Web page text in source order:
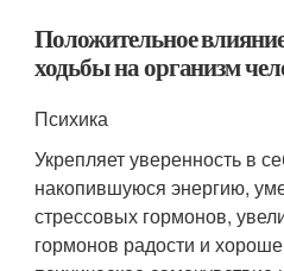
Положительное
ходьбы на организм
Психика
Укрепляет уверенность в
накопившуюся энергию,
стрессовых гормонов,
гормонов радости и